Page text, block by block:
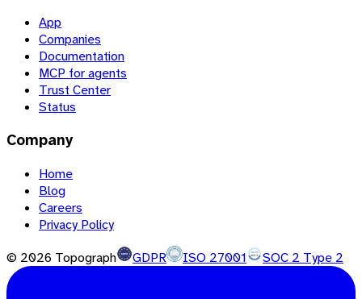
App
Companies
Documentation
MCP for agents
Trust Center
Status
Company
Home
Blog
Careers
Privacy Policy
© 2026 Topograph GDPR ISO 27001 SOC 2 Type 2